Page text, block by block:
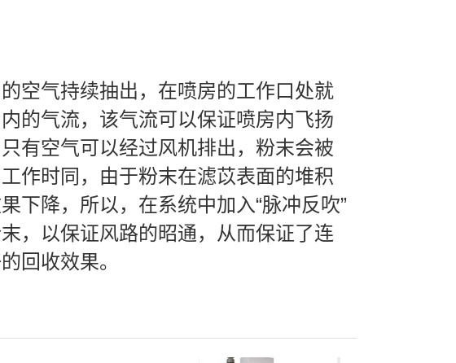
空气持续抽出，在喷房的工作口处就
的气流，该气流可以保证喷房内飞扬
有空气可以经过风机排出，粉末会被
作时同，由于粉末在滤苡表面的堆积
下降，所以，在系统中加入“脉冲反吹”
，以保证风路的昭通，从而保证了连
回收效果。